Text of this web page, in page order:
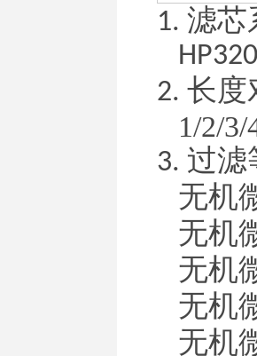
1. 滤芯
HP320
2. 长度
1/2/
3. 过滤
无机
无机
无机
无机
无机